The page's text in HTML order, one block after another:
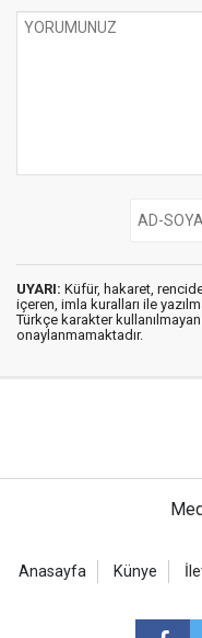
UYARI: Küfür, hakaret,
içeren, imla kuralları ile
Türkçe karakter
onaylanmamaktadır.
Anasayfa Künye